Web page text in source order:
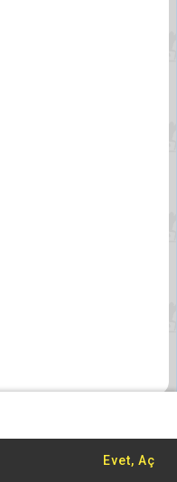
Evet, Aç